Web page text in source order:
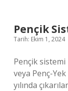
Pençik
Tarih: Ekim 1, 2024
Pençik sistemi
veya Penç-
yılında